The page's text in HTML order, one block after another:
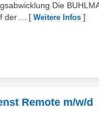
Die
...
[ Weitere Infos ]
Remote m/w/d